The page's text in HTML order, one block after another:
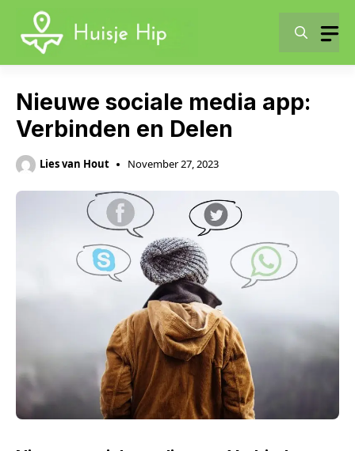
content
Nieuwe sociale media app:
Verbinden en Delen
Lies van Hout November 27, 2023